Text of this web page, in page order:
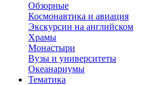
Обзорные
Космонавтика и авиация
Экскурсии на английском
Храмы
Монастыри
Вузы и университеты
Океанариумы
Тематика